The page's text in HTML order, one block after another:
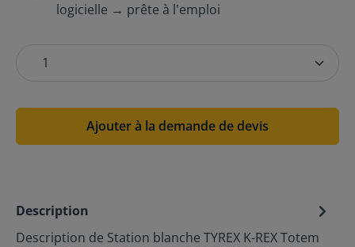
logicielle → prête à l'emploi
Ajouter à la demande de devis
Description
Description de Station blanche TYREX K-REX Totem